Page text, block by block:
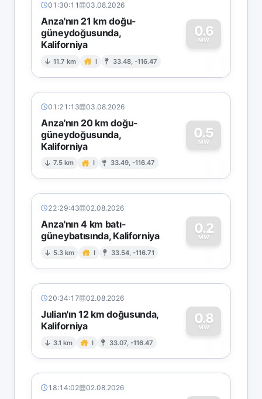
01:30:11 03.08.2026
Anza'nın 21 km doğu-
güneydoğusunda,
Kaliforniya
11.7 km I 33.48, -116.47
0.6
MW
0
01:21:13 03.08.2026
Anza'nın 20 km doğu-
güneydoğusunda,
Kaliforniya
7.5 km I 33.49, -116.47
0.5
MW
0
22:29:43 02.08.2026
Anza'nın 4 km batı-
güneybatısında, Kaliforniya
5.3 km I 33.54, -116.71
0.2
MW
0
20:34:17 02.08.2026
Julian'ın 12 km doğusunda,
Kaliforniya
3.1 km I 33.07, -116.47
0.8
MW
0
18:14:02 02.08.2026